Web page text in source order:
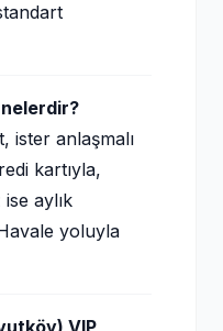
ister anlaşmalı
kartıyla,
aylık
yoluyla
VIP